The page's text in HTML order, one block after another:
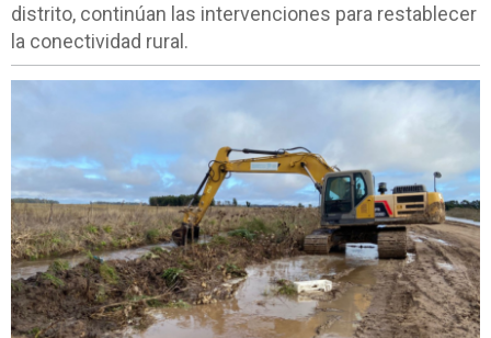
distrito, continúan las intervenciones para restablecer
la conectividad rural.